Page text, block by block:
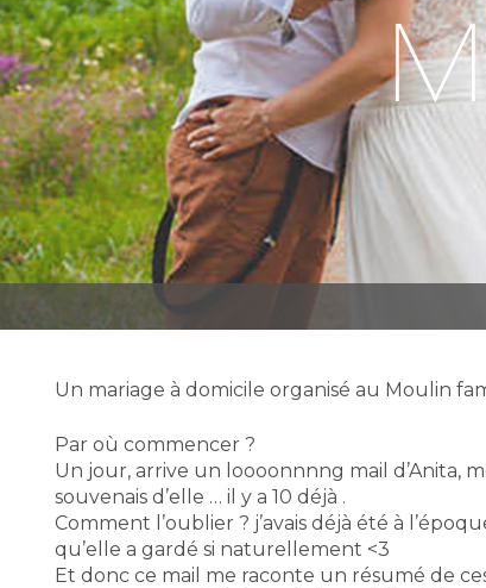
Un mariage à domicile organisé au Moulin
Par où commencer ?
Un jour, arrive un loooonnnng mail d’Anita,
souvenais d’elle … il y a 10 déjà .
Comment l’oublier ? j’avais déjà été à
qu’elle a gardé si naturellement <3
Et donc ce mail me raconte un résumé de